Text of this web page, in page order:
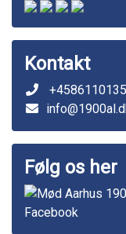
Kontakt
+4586110135
Følg os her